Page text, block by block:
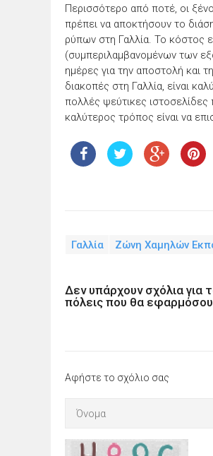
Περισσότερο από ποτέ, οι
πρέπει να αποκτήσουν το
ρύπων στη Γαλλία. Το κόστος
(συμπεριλαμβανομένων των
ημέρες για την αποστολή και
διακοπές στη Γαλλία, είναι
πολλές ψεύτικες
καλύτερος τρόπος είναι να
Γαλλία Ζώνη Χαμηλών
Δεν υπάρχουν σχόλια για
πόλεις που θα
Αφήστε το σχόλιο σας